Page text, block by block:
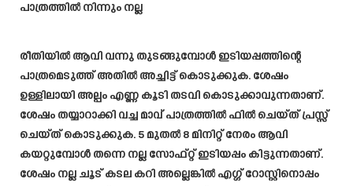
പാത്രത്തിൽ നിന്നും നല്ല
രീതിയിൽ ആവി വന്നു തുടങ്ങുമ്പോൾ ഇടിയപ്പത്തിന്റെ
പാത്രമെടുത്ത് അതിൽ അച്ചിട്ട് കൊടുക്കുക. ശേഷം
ഉള്ളിലായി അല്പം എണ്ണ കൂടി തടവി കൊടുക്കാവുന്നതാണ്.
ശേഷം തയ്യാറാക്കി വച്ച മാവ് പാത്രത്തിൽ ഫിൽ ചെയ്ത് പ്രസ്സ്
ചെയ്ത് കൊടുക്കുക. 5 മുതൽ 8 മിനിറ്റ് നേരം ആവി
കയറ്റുമ്പോൾ തന്നെ നല്ല സോഫ്റ്റ്‌ ഇടിയപ്പം കിട്ടുന്നതാണ്.
ശേഷം നല്ല ചൂട് കടല കറി അല്ലെങ്കിൽ എഗ്ഗ് റോസ്റ്റിനൊപ്പം